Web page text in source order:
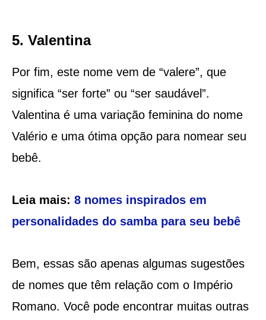
5. Valentina
Por fim, este nome vem de “valere”, que
significa “ser forte” ou “ser saudável”.
Valentina é uma variação feminina do nome
Valério e uma ótima opção para nomear seu
bebê.
Leia mais: 8 nomes inspirados em
personalidades do samba para seu bebê
Bem, essas são apenas algumas sugestões
de nomes que têm relação com o Império
Romano. Você pode encontrar muitas outras